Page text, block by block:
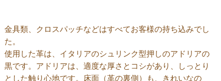
金具類、クロスパッチなどはすべてお客様の持ち込みでし
た。
使用した革は、イタリアのシュリンク型押しのアドリアの
黒です。アドリアは、適度な厚さとコシがあり、しっとり
とした触り心地です。床面（革の裏側）も、きれいなの